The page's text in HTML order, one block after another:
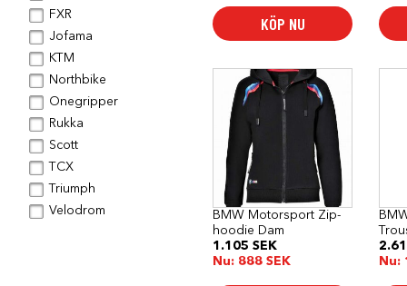
KÖP NU
BMW Motorsport Zip-
hoodie Dam
1.105 SEK
Nu: 888 SEK
produkten
har
flera
varianter.
De
olika
alternativen
kan
väljas
på
produktsidan
Nu:
kan
på
FXR
Jofama
KTM
Northbike
Onegripper
Rukka
Scott
TCX
Triumph
Velodrom